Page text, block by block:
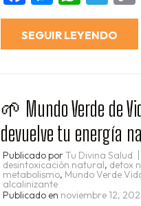
SEGUIR LEYENDO
🌱 Mundo Verde de
devuelve tu energía
Publicado porTu Divina Salud
desintoxicación natural, detox
metabolismo, Mundo Verde
alcalinizante
Publicado en noviembre 12,